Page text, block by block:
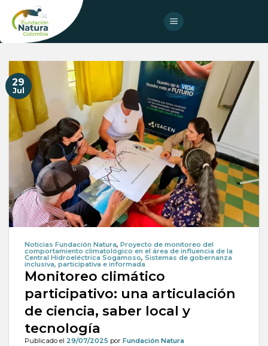
content
29
Jul
Noticias Fundación Natura, Proyecto de monitoreo del
comportamiento climatológico en el área de influencia de la
Central Hidroeléctrica Sogamoso, Sistemas de gobernanza
inclusiva, participativa e informada
Monitoreo climático
participativo: una articulación
de ciencia, saber local y
tecnología
Publicado el 29/07/2025 por Fundación Natura